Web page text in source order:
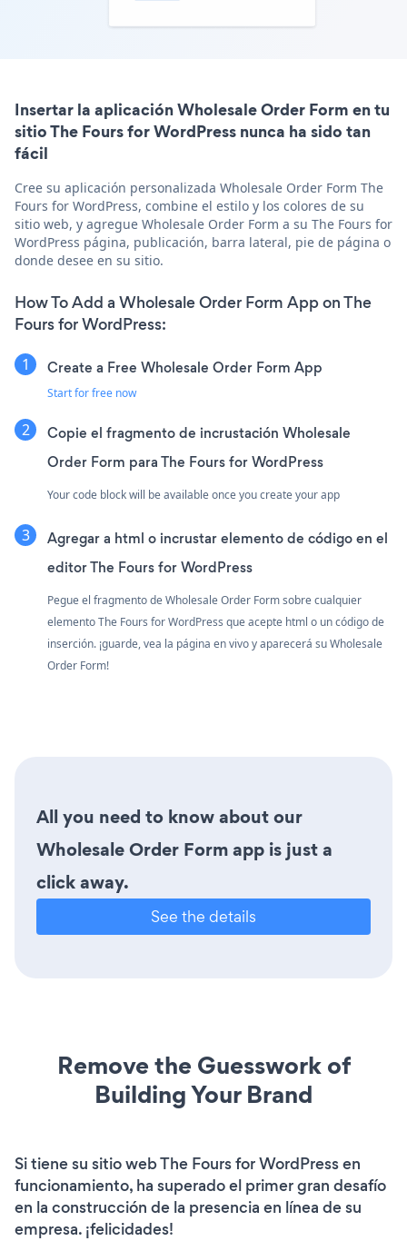
Insertar la aplicación Wholesale Order Form en tu
sitio The Fours for WordPress nunca ha sido tan
fácil
Cree su aplicación personalizada Wholesale Order Form The
Fours for WordPress, combine el estilo y los colores de su
sitio web, y agregue Wholesale Order Form a su The Fours for
WordPress página, publicación, barra lateral, pie de página o
donde desee en su sitio.
How To Add a Wholesale Order Form App on The
Fours for WordPress:
Create a Free Wholesale Order Form App
Start for free now
Copie el fragmento de incrustación Wholesale
Order Form para The Fours for WordPress
Your code block will be available once you create your app
Agregar a html o incrustar elemento de código en el
editor The Fours for WordPress
Pegue el fragmento de Wholesale Order Form sobre cualquier
elemento The Fours for WordPress que acepte html o un código de
inserción. ¡guarde, vea la página en vivo y aparecerá su Wholesale
Order Form!
All you need to know about our
Wholesale Order Form app is just a
click away.
See the details
Remove the Guesswork of
Building Your Brand
Si tiene su sitio web The Fours for WordPress en
funcionamiento, ha superado el primer gran desafío
en la construcción de la presencia en línea de su
empresa. ¡felicidades!